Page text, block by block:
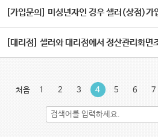
[가입문의] 미성년자인 경우 셀러(상점)가
[대리점] 셀러와 대리점에서 정산관리화면
처음 1 2 3 4 5 6 7